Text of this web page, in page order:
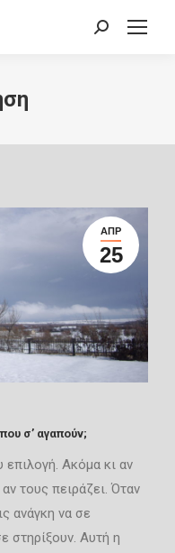
Search:
ΑΠΡ
25
σ’ αγαπούν;
Ακόμα κι αν
τους πειράζει. Όταν
ανάγκη να σε
στηρίξουν. Αυτή η